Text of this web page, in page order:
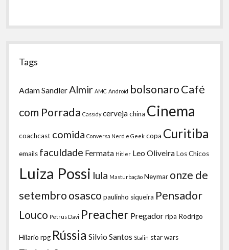
Tags
Adam Sandler Almir AMC Android bolsonaroCafé
com Porrada Cassidy cervejachina Cinema
coachcast comida Conversa Nerd e Geek copa Curitiba
emails faculdade Fermata Hitler Leo OliveiraLos Chicos
Luiza Possi lula Masturbação Neymar onze de
setembroosasco paulinho siqueira Pensador
Louco Petrus Davi Preacher Pregadorripa Rodrigo
Hilario rpg Rússia Silvio Santos Stalin star wars